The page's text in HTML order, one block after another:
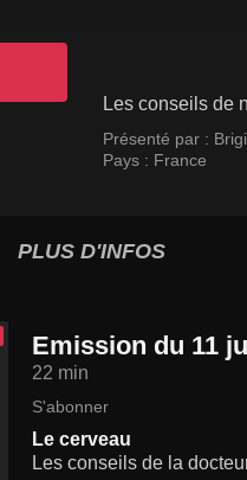
Les conseils de
Présenté par :
Pays : France
PLUS D'INFOS
Emission du 11
22 min
S'abonner
Le cerveau
Les conseils de la